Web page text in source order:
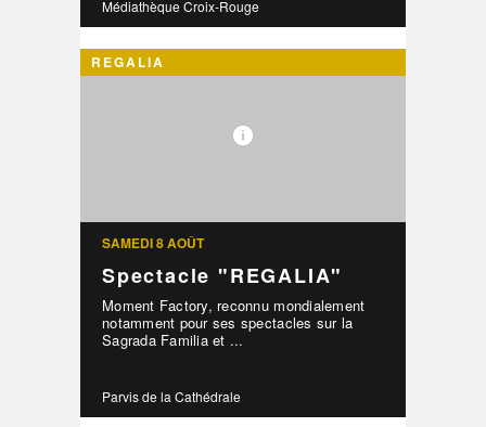
Médiathèque Croix-Rouge
REGALIA
SAMEDI 8 AOÛT
Spectacle "REGALIA"
Moment Factory, reconnu mondialement
notamment pour ses spectacles sur la
Sagrada Familia et ...
Parvis de la Cathédrale